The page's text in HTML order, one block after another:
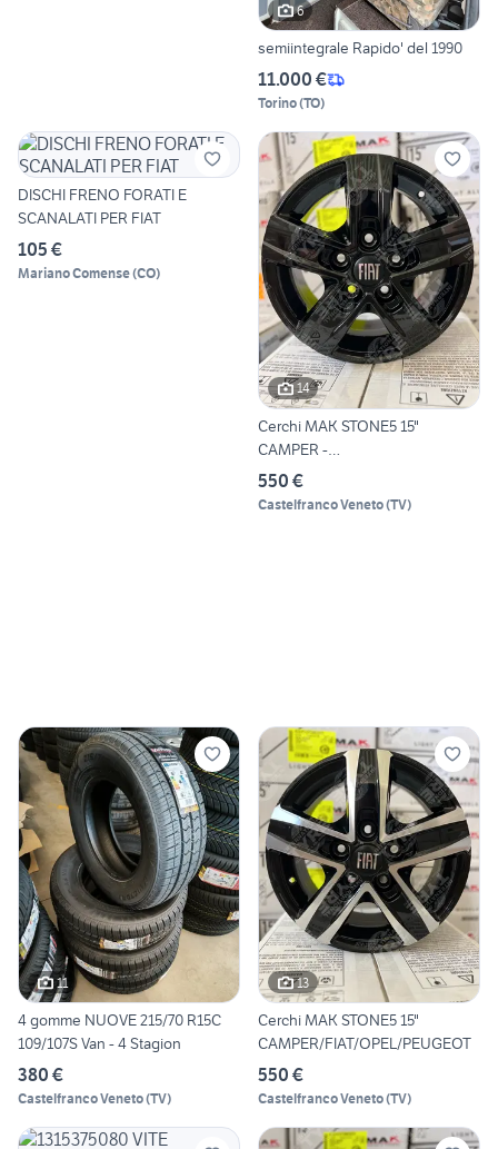
6
semiintegrale Rapido' del 1990
11.000 €
Torino(TO)
DISCHI FRENO FORATI E
SCANALATI PER FIAT
105 €
Mariano Comense(CO)
14
Cerchi MAK STONE5 15"
CAMPER -
FIAT/OPEL/PEUGEOT/
550 €
Castelfranco Veneto(TV)
11
4 gomme NUOVE 215/70 R15C
109/107S Van - 4 Stagion
380 €
Castelfranco Veneto(TV)
13
Cerchi MAK STONE5 15"
CAMPER/FIAT/OPEL/PEUGEOT
550 €
Castelfranco Veneto(TV)